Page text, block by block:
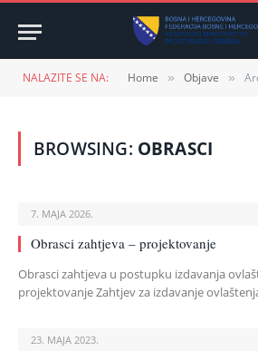
NALAZITE SE NA: Home » Objave »
BROWSING: OBRASCI
7. MAJA 2026.
Obrasci zahtjeva – projektovanje
Obrasci zahtjeva u postupku izdavanja
projektovanje Zahtjev za izdavanje
23. MAJA 2023.